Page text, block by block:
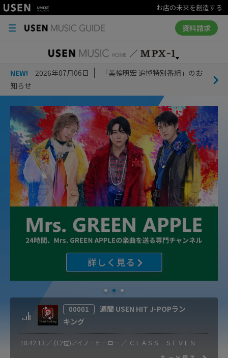
お店の未来を創造する
資料請求
NEW! 2026年07月06日
「美輪明宏 追悼特別番組」のお
知らせ
00001
週間 USEN HIT J-POPラン
キング
18:42:13 ／ (12位)アイノーヒーロー ／ ＣＬＡＳＳ ＳＥＶＥＮ